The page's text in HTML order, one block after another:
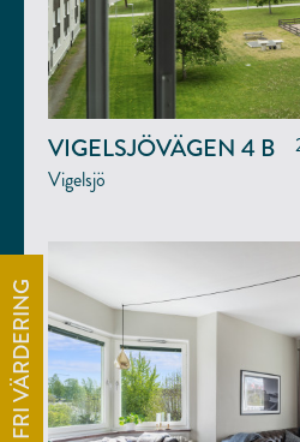
VIGELSJÖVÄGEN 4 B
Vigelsjö
FRI VÄRDERING